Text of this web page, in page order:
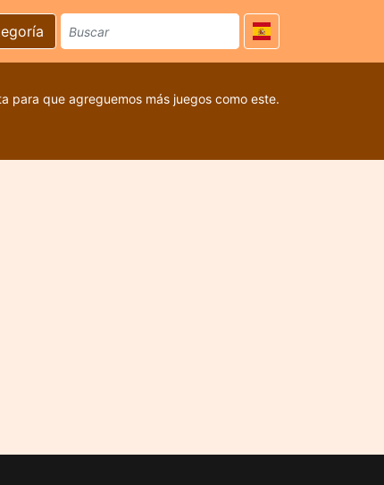
para que agreguemos más juegos como este.